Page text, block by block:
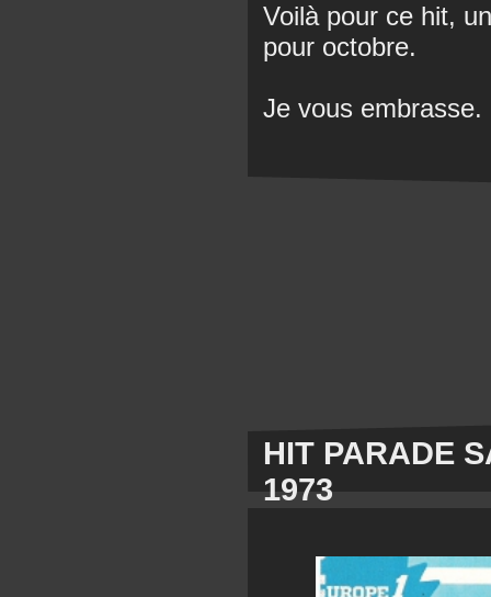
Voilà pour ce hit,
pour octobre.
Je vous embrasse.
HIT PARADE
1973